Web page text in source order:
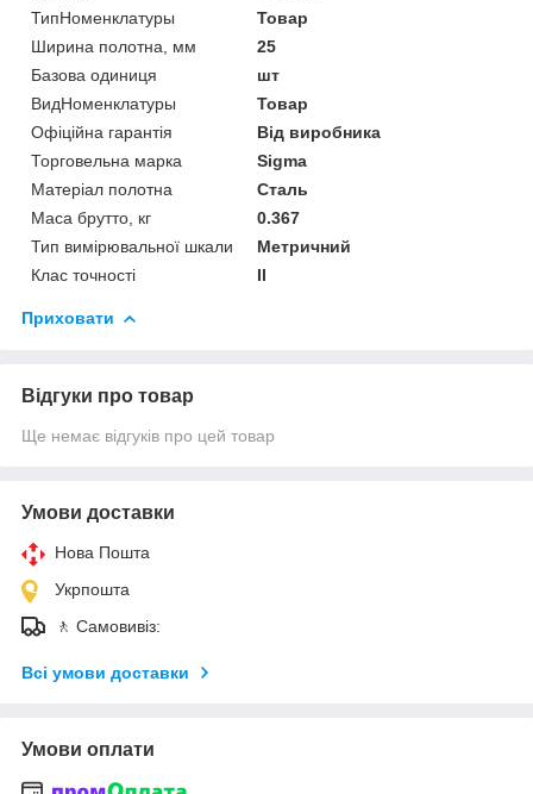
ТипНоменклатуры
Товар
Ширина полотна, мм
25
Базова одиниця
шт
ВидНоменклатуры
Товар
Офіційна гарантія
Від виробника
Торговельна марка
Sigma
Матеріал полотна
Сталь
Маса брутто, кг
0.367
Тип вимірювальної шкали
Метричний
Клас точності
II
Приховати
Відгуки про товар
Ще немає відгуків про цей товар
Умови доставки
Нова Пошта
Укрпошта
🚶 Самовивіз:
Всі умови доставки
Умови оплати